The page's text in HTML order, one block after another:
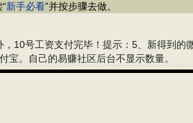
新手必看”并按步骤去做。
10号工资支付完毕！提示：5、新得到的
宝。自己的易赚社区后台不显示数量。